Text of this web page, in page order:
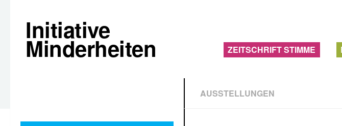
Initiative
Minderheiten ZEITSCHRIFT STIMME
AUSSTELLUNGEN